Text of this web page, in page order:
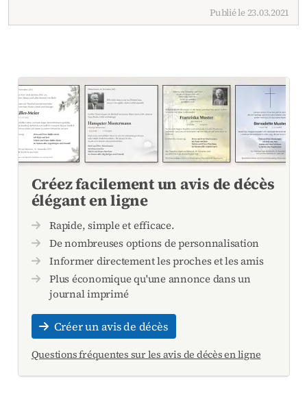
Publié le 23.03.2021
Créez facilement un avis de décès
élégant en ligne
Rapide, simple et efficace.
De nombreuses options de personnalisation
Informer directement les proches et les amis
Plus économique qu'une annonce dans un
journal imprimé
Créer un avis de décès
Questions fréquentes sur les avis de décès en ligne